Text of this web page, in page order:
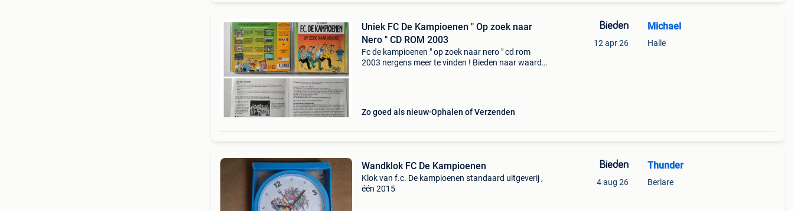
Uniek FC De Kampioenen " Op zoek naar
Nero " CD ROM 2003
Fc de kampioenen " op zoek naar nero " cd rom
2003 nergens meer te vinden ! Bieden naar waarde
Zo goed als nieuw Ophalen of Verzenden
Bieden
12 apr 26
Michael
Halle
Wandklok FC De Kampioenen
Klok van f.c. De kampioenen standaard uitgeverij ,
één 2015
Bieden
4 aug 26
Thunder
Berlare